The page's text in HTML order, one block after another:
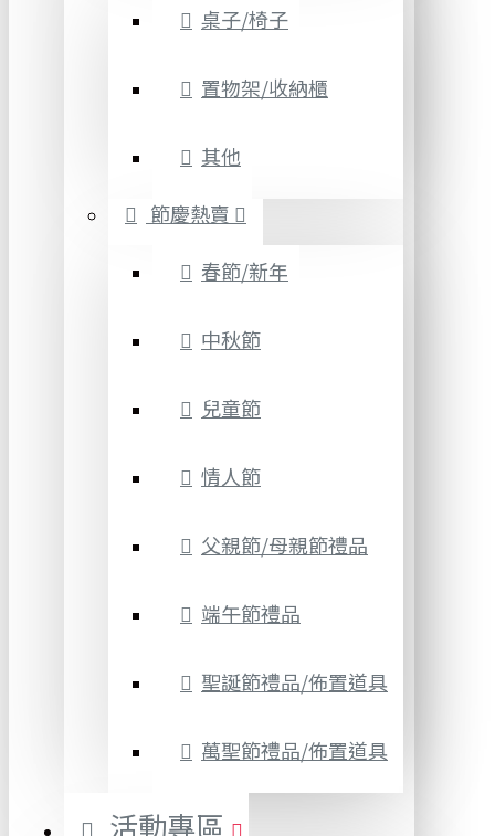
桌子/椅子
置物架/收納櫃
其他
節慶熱賣
春節/新年
中秋節
兒童節
情人節
父親節/母親節禮品
端午節禮品
聖誕節禮品/佈置道具
萬聖節禮品/佈置道具
活動專區